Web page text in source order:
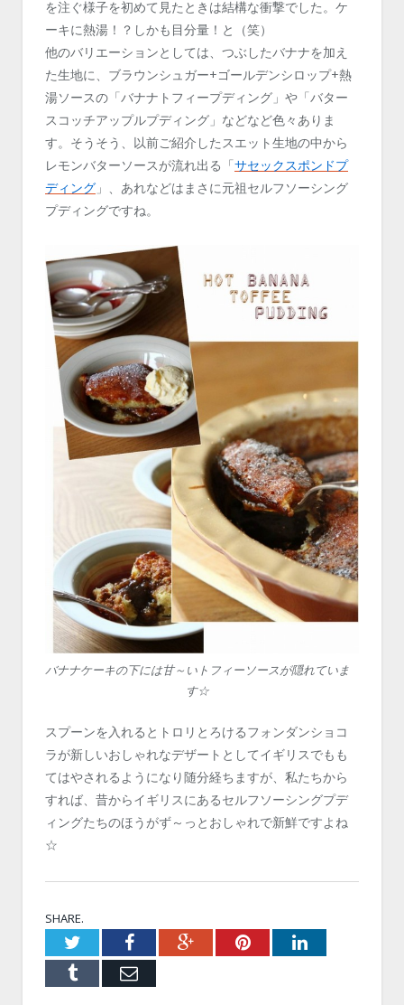
を注ぐ様子を初めて見たときは結構な衝撃でした。ケ
ーキに熱湯！？しかも目分量！と（笑）
他のバリエーションとしては、つぶしたバナナを加え
た生地に、ブラウンシュガー+ゴールデンシロップ+熱
湯ソースの「バナナトフィープディング」や「バター
スコッチアップルプディング」などなど色々ありま
す。そうそう、以前ご紹介したスエット生地の中から
レモンバターソースが流れ出る「サセックスポンドプ
ディング 」、あれなどはまさに元祖セルフソーシング
プディングですね。
バナナケーキの下には甘～いトフィーソースが隠れていま
す☆
スプーンを入れるとトロリとろけるフォンダンショコ
ラが新しいおしゃれなデザートとしてイギリスでもも
てはやされるようになり随分経ちますが、私たちから
すれば、昔からイギリスにあるセルフソーシングプデ
ィングたちのほうがず～っとおしゃれで新鮮ですよね
☆
SHARE.
TwitterFacebookGoogle+PinterestLinkedIn
Tumblr Email